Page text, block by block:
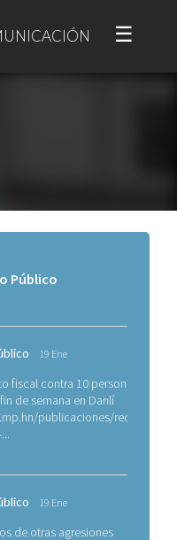
☰
Público
19 Ene
fiscal contra 10 personas
de semana en Danlí
publicaciones/
19 Ene
de otras agresiones